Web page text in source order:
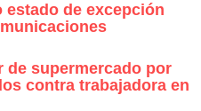
de excepción
de supermercado por
contra trabajadora en